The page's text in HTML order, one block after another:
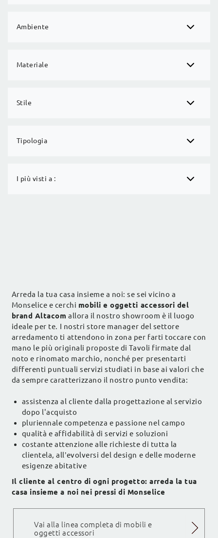
Ambiente
Materiale
Stile
Tipologia
I più visti a :
Arreda la tua casa insieme a noi: se sei vicino a
Monselice e cerchi mobili e oggetti accessori del
brand Altacom allora il nostro showroom è il luogo
ideale per te. I nostri store manager del settore
arredamento ti attendono in zona per farti toccare con
mano le più originali proposte di Tavoli firmate dal
noto e rinomato marchio, nonché per presentarti
differenti puntuali servizi studiati in base ai valori che
da sempre caratterizzano il nostro punto vendita:
assistenza al cliente dalla progettazione al servizio
dopo l'acquisto
pluriennale competenza e passione nel campo
qualità e affidabilità di servizi e soluzioni
costante attenzione alle richieste di tutta la
clientela, all’evolversi del design e delle moderne
esigenze abitative
Il cliente al centro di ogni progetto: arreda la tua
casa insieme a noi nei pressi di Monselice
Vai alla linea completa di mobili e
oggetti accessori